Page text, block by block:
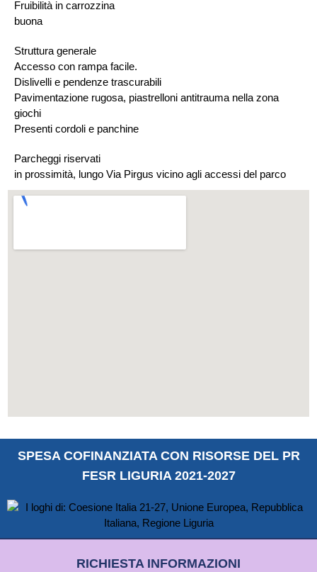
Fruibilità in carrozzina
buona
Struttura generale
Accesso con rampa facile.
Dislivelli e pendenze trascurabili
Pavimentazione rugosa, piastrelloni antitrauma nella zona
giochi
Presenti cordoli e panchine
Parcheggi riservati
in prossimità, lungo Via Pirgus vicino agli accessi del parco
SPESA COFINANZIATA CON RISORSE DEL PR
FESR LIGURIA 2021-2027
RICHIESTA INFORMAZIONI